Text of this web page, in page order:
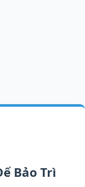
Bảo Trì